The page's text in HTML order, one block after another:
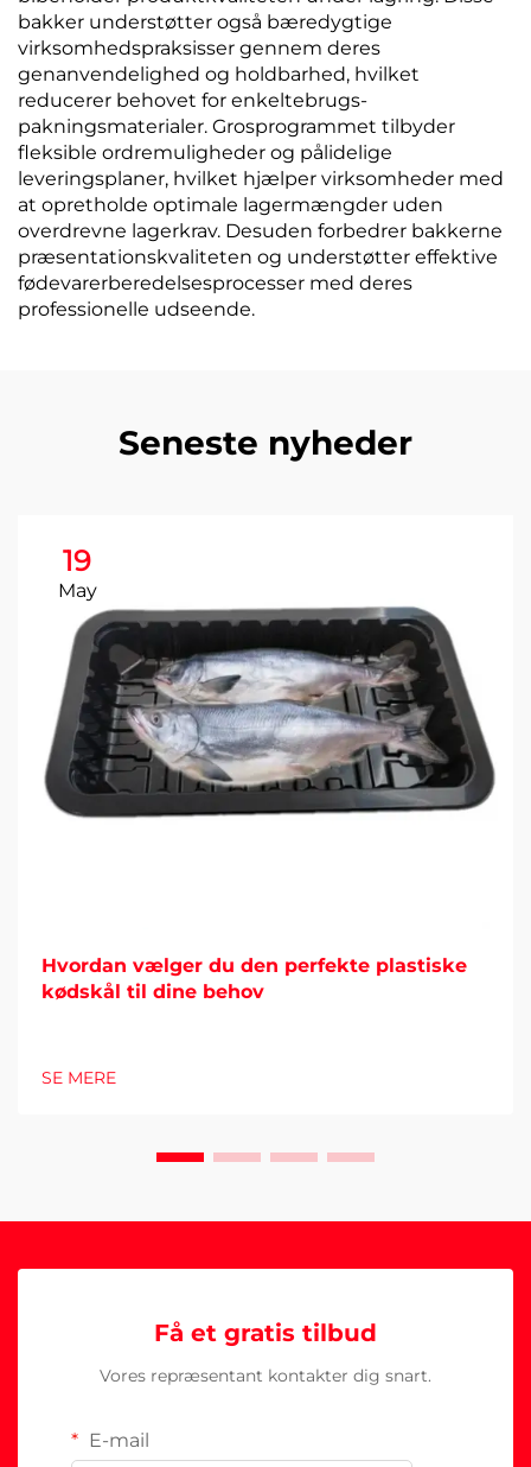
bakker understøtter også bæredygtige
virksomhedspraksisser gennem deres
genanvendelighed og holdbarhed, hvilket
reducerer behovet for enkeltebrugs-
pakningsmaterialer. Grosprogrammet tilbyder
fleksible ordremuligheder og pålidelige
leveringsplaner, hvilket hjælper virksomheder med
at opretholde optimale lagermængder uden
overdrevne lagerkrav. Desuden forbedrer bakkerne
præsentationskvaliteten og understøtter effektive
fødevarerberedelsesprocesser med deres
professionelle udseende.
Seneste nyheder
19
May
Hvordan vælger du den perfekte plastiske
kødskål til dine behov
SE MERE
Få et gratis tilbud
Vores repræsentant kontakter dig snart.
E-mail